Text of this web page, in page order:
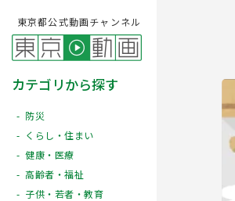
東京都公式動画チャンネル
カテゴリから探す
防災
くらし・住まい
健康・医療
高齢者・福祉
子供・若者・教育